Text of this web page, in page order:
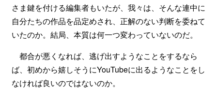
さま鍵を付ける編集者もいたが、我々は、そんな連中に
自分たちの作品を品定めされ、正解のない判断を委ねて
いたのか。結局、本質は何一つ変わっていないのだ。
都合が悪くなれば、逃げ出すようなことをするなら
ば、初めから嬉しそうにYouTubeに出るようなことをし
なければ良いのではないのか。